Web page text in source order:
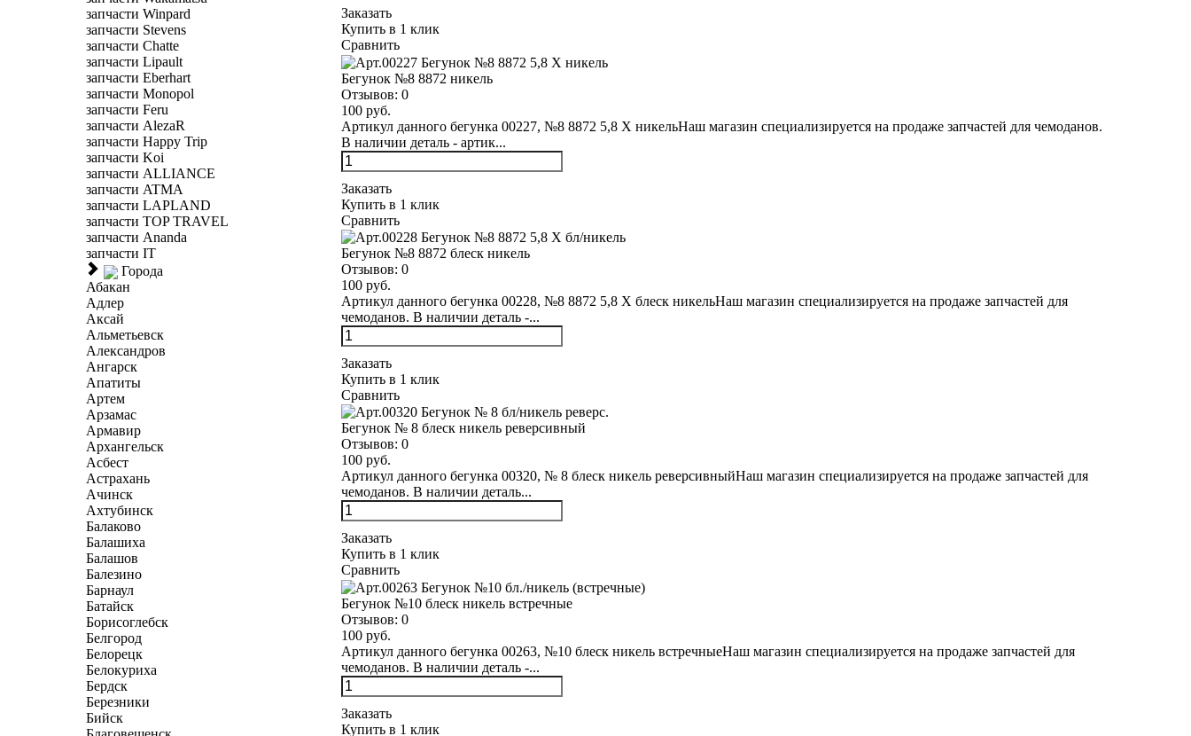
запчасти Winpard
запчасти Stevens
запчасти Chatte
запчасти Lipault
запчасти Eberhart
запчасти Monopol
запчасти Feru
запчасти AlezaR
запчасти Happy Trip
запчасти Koi
запчасти ALLIANCE
запчасти ATMA
запчасти LAPLAND
запчасти TOP TRAVEL
запчасти Ananda
запчасти IT
Города
Абакан
Адлер
Аксай
Альметьевск
Александров
Ангарск
Апатиты
Артем
Арзамас
Армавир
Архангельск
Асбест
Астрахань
Ачинск
Ахтубинск
Балаково
Балашиха
Балашов
Балезино
Барнаул
Батайск
Борисоглебск
Белгород
Белорецк
Белокуриха
Бердск
Березники
Бийск
Заказать
Купить в 1 клик
Сравнить
Бегунок №8 8872 никель
Отзывов: 0
100 руб.
Артикул данного бегунка 00227, №8 8872 5,8 Х никельНаш магазин специализируется на продаже запчастей для чемоданов.
В наличии деталь - артик...
Заказать
Купить в 1 клик
Сравнить
Бегунок №8 8872 блеск никель
Отзывов: 0
100 руб.
Артикул данного бегунка 00228, №8 8872 5,8 Х блеск никельНаш магазин специализируется на продаже запчастей для
чемоданов. В наличии деталь -...
Заказать
Купить в 1 клик
Сравнить
Бегунок № 8 блеск никель реверсивный
Отзывов: 0
100 руб.
Артикул данного бегунка 00320, № 8 блеск никель реверсивныйНаш магазин специализируется на продаже запчастей для
чемоданов. В наличии деталь...
Заказать
Купить в 1 клик
Сравнить
Бегунок №10 блеск никель встречные
Отзывов: 0
100 руб.
Артикул данного бегунка 00263, №10 блеск никель встречныеНаш магазин специализируется на продаже запчастей для
чемоданов. В наличии деталь -...
Заказать
Купить в 1 клик